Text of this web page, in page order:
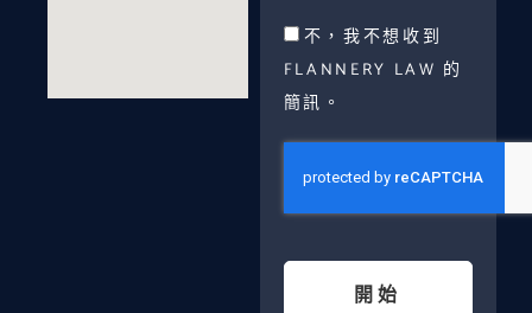
不，我不想收到
FLANNERY LAW 的
簡訊。
開始